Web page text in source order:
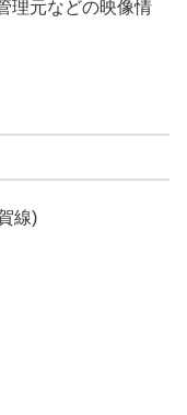
理元などの映像情
線)